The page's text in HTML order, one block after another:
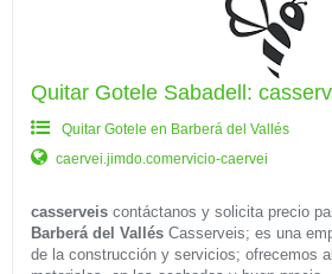
Quitar Gotele Sabadell:
Quitar Gotele en Barberá del Vallés
caervei.jimdo.comervicio-caervei
casserveis contáctanos y solicita precio
Barberá del Vallés Casserveis; es una
de la construcción y servicios; ofrecemos